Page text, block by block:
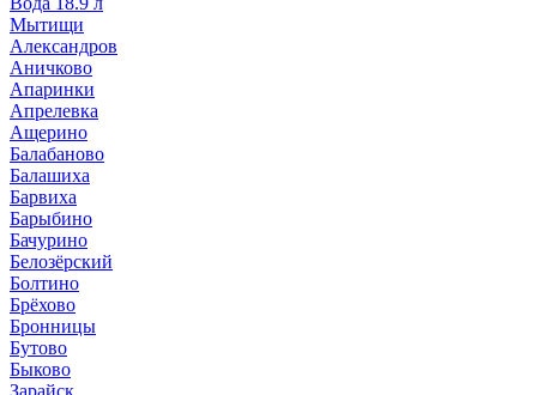
Мытищи
Александров
Аничково
Апаринки
Апрелевка
Ащерино
Балабаново
Балашиха
Барвиха
Барыбино
Бачурино
Белозёрский
Болтино
Брёхово
Бронницы
Бутово
Быково
Зарайск